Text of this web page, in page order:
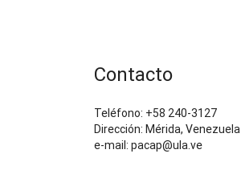
Contacto
Teléfono: +58 240-3127
Dirección: Mérida, Venezuela
e-mail: pacap@ula.ve